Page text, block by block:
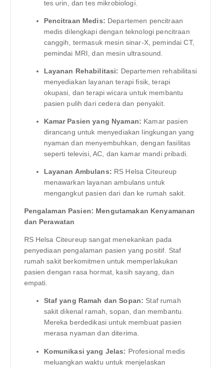
tes urin, dan tes mikrobiologi.
Pencitraan Medis: Departemen pencitraan
medis dilengkapi dengan teknologi pencitraan
canggih, termasuk mesin sinar-X, pemindai CT,
pemindai MRI, dan mesin ultrasound.
Layanan Rehabilitasi: Departemen rehabilitasi
menyediakan layanan terapi fisik, terapi
okupasi, dan terapi wicara untuk membantu
pasien pulih dari cedera dan penyakit.
Kamar Pasien yang Nyaman: Kamar pasien
dirancang untuk menyediakan lingkungan yang
nyaman dan menyembuhkan, dengan fasilitas
seperti televisi, AC, dan kamar mandi pribadi.
Layanan Ambulans: RS Helsa Citeureup
menawarkan layanan ambulans untuk
mengangkut pasien dari dan ke rumah sakit.
Pengalaman Pasien: Mengutamakan Kenyamanan
dan Perawatan
RS Helsa Citeureup sangat menekankan pada
penyediaan pengalaman pasien yang positif. Staf
rumah sakit berkomitmen untuk memperlakukan
pasien dengan rasa hormat, kasih sayang, dan
empati.
Staf yang Ramah dan Sopan: Staf rumah
sakit dikenal ramah, sopan, dan membantu.
Mereka berdedikasi untuk membuat pasien
merasa nyaman dan diterima.
Komunikasi yang Jelas: Profesional medis
meluangkan waktu untuk menjelaskan